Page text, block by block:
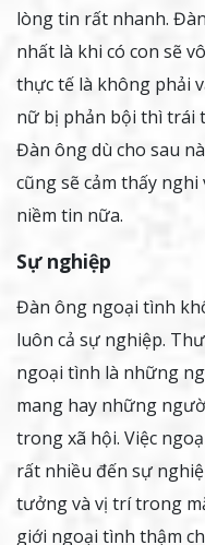
lòng tin rất nhanh.
nhất là khi có con sẽ
thực tế là không phải
nữ bị phản bội thì trái
Đàn ông dù cho sau
cũng sẽ cảm thấy
niềm tin nữa.
Sự nghiệp
Đàn ông ngoại tình
luôn cả sự nghiệp.
ngoại tình là những
mang hay những
trong xã hội. Việc
rất nhiều đến sự
tưởng và vị trí trong
giới ngoại tình thậm